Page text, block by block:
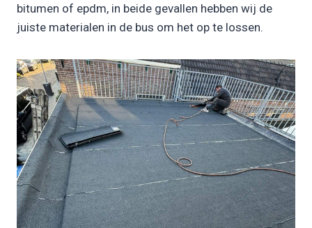
bitumen of epdm, in beide gevallen hebben wij de
juiste materialen in de bus om het op te lossen.